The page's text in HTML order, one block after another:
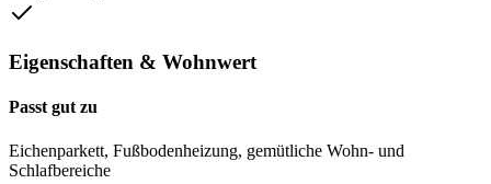
Eigenschaften & Wohnwert
Passt gut zu
Eichenparkett, Fußbodenheizung, gemütliche Wohn- und
Schlafbereiche